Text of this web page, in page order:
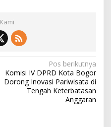
Pos berikutnya
Komisi IV DPRD Kota Bogor
Dorong Inovasi Pariwisata di
Tengah Keterbatasan
Anggaran